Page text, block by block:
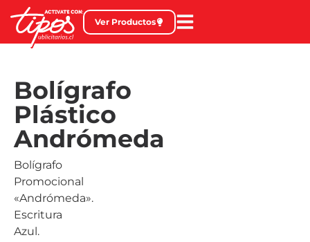
Ver Productos
Bolígrafo
Plástico
Andrómeda
Bolígrafo
Promocional
«Andrómeda».
Escritura
Azul.